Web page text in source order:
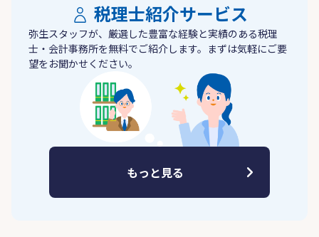
税理士紹介サービス
弥生スタッフが、厳選した豊富な経験と実績のある税理
士・会計事務所を無料でご紹介します。まずは気軽にご要
望をお聞かせください。
もっと見る